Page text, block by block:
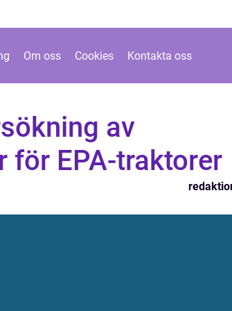
Om oss Cookies Kontakta oss
av
EPA-traktorer